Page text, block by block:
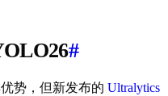
#
势，但新发布的 Ultralytics